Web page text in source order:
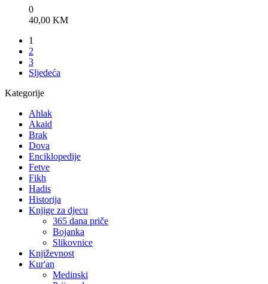
0
40,00 KM
1
2
3
Sljedeća
Kategorije
Ahlak
Akaid
Brak
Dova
Enciklopedije
Fetve
Fikh
Hadis
Historija
Knjige za djecu
365 dana priče
Bojanka
Slikovnice
Književnost
Kur'an
Medinski